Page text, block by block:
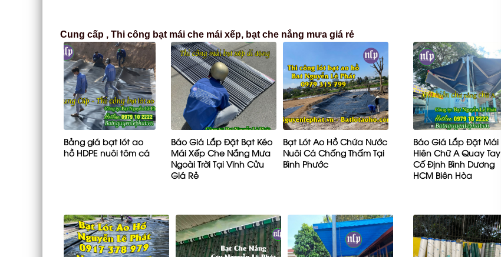
Cung cấp , Thi công bạt mái che mái xếp, bạt che nắng mưa giá rẻ
Bảng giá bạt lót ao
hồ HDPE nuôi tôm cá
Báo Giá Lắp Đặt Bạt Kéo
Mái Xếp Che Nắng Mưa
Ngoài Trời Tại Vĩnh Cửu
Giá Rẻ
Bạt Lót Ao Hồ Chứa Nước
Nuôi Cá Chống Thấm Tại
Bình Phước
Báo Giá Lắp Đặt Mái
Hiên Chữ A Quay Tay
Cố Định Bình Dương
HCM Biên Hòa